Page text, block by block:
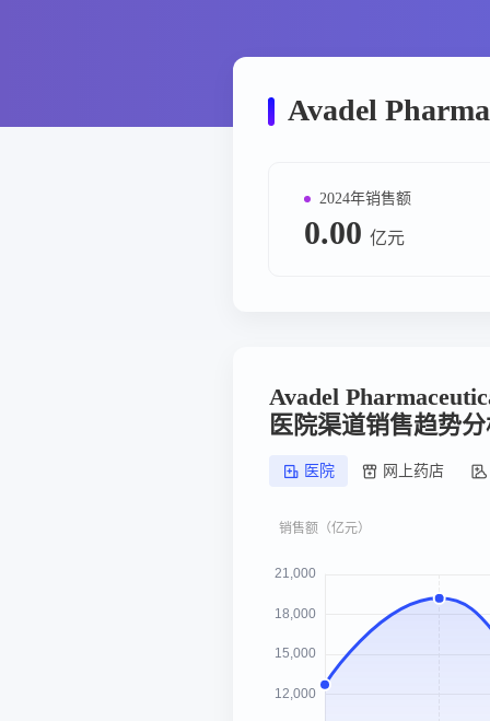
Avadel
2024年销售额
0.00 亿元
Avadel
医院渠道销售趋势
医院 网上药店